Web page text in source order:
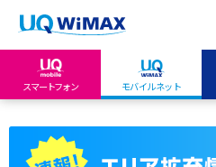
スマートフォン モバイルネット